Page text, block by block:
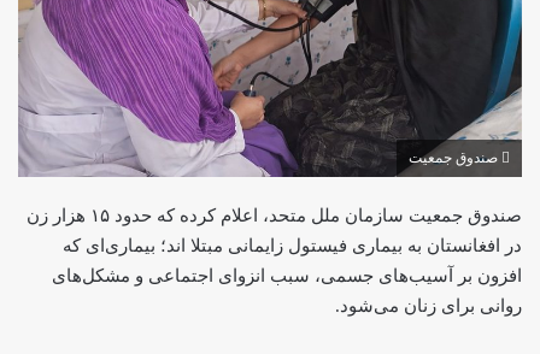
صندوق جمعیت
صندوق جمعیت سازمان ملل متحد، اعلام کرده که حدود ۱۵ هزار زن
در افغانستان به بیماری فیستول زایمانی مبتلا اند؛ بیماری‌ای که
افزون بر آسیب‌های جسمی، سبب انزوای اجتماعی و مشکل‌های
روانی برای زنان می‌شود.